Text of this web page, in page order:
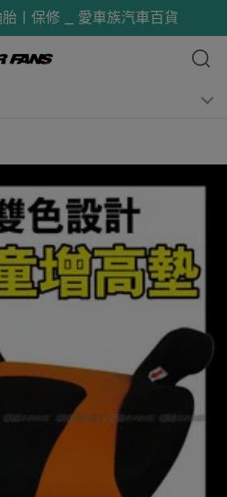
丨保修 _ 愛車族汽車百貨